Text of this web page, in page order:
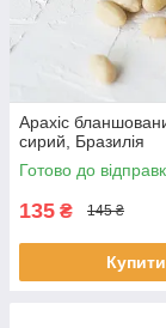
Арахіс
сирий, Бразилія
Готово до
135 ₴ 145 ₴
Купити